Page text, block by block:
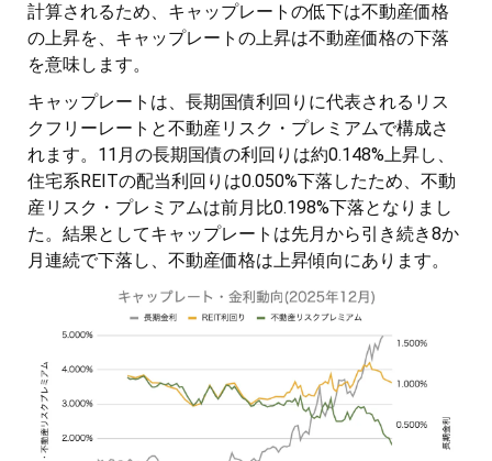
計算されるため、キャップレートの低下は不動産価格
の上昇を、キャップレートの上昇は不動産価格の下落
を意味します。
キャップレートは、長期国債利回りに代表されるリス
クフリーレートと不動産リスク・プレミアムで構成さ
れます。11月の長期国債の利回りは約0.148%上昇し、
住宅系REITの配当利回りは0.050%下落したため、不動
産リスク・プレミアムは前月比0.198%下落となりまし
た。結果としてキャップレートは先月から引き続き8か
月連続で下落し、不動産価格は上昇傾向にあります。